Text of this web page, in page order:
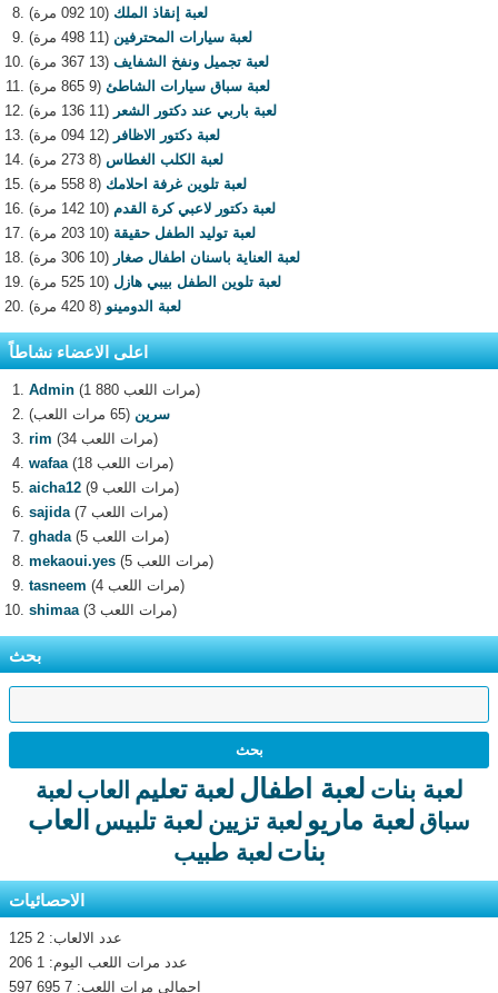
لعبة إنقاذ الملك (10 092 مرة)
لعبة سيارات المحترفين (11 498 مرة)
لعبة تجميل ونفخ الشفايف (13 367 مرة)
لعبة سباق سيارات الشاطئ (9 865 مرة)
لعبة باربي عند دكتور الشعر (11 136 مرة)
لعبة دكتور الاظافر (12 094 مرة)
لعبة الكلب الغطاس (8 273 مرة)
لعبة تلوين غرفة احلامك (8 558 مرة)
لعبة دكتور لاعبي كرة القدم (10 142 مرة)
لعبة توليد الطفل حقيقة (10 203 مرة)
لعبة العناية باسنان اطفال صغار (10 306 مرة)
لعبة تلوين الطفل بيبي هازل (10 525 مرة)
لعبة الدومينو (8 420 مرة)
اعلى الاعضاء نشاطاً
Admin
(1 880 مرات اللعب)
سرين (65 مرات اللعب)
rim
(34 مرات اللعب)
wafaa
(18 مرات اللعب)
aicha12
(9 مرات اللعب)
sajida
(7 مرات اللعب)
ghada
(5 مرات اللعب)
mekaoui.yes
(5 مرات اللعب)
tasneem
(4 مرات اللعب)
shimaa
(3 مرات اللعب)
بحث
لعبة بنات لعبة اطفال لعبة تعليم العاب لعبة
سباق لعبة ماريو لعبة تزيين لعبة تلبيس العاب
بنات لعبة طبيب
الاحصائيات
عدد الالعاب: 2 125
عدد مرات اللعب اليوم: 1 206
اجمالى مرات اللعب: 7 695 597